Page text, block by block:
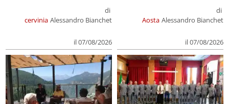
cervinia
di
Alessandro Bianchet
il 07/08/2026
Aosta
di
Alessandro Bianchet
il 07/08/2026